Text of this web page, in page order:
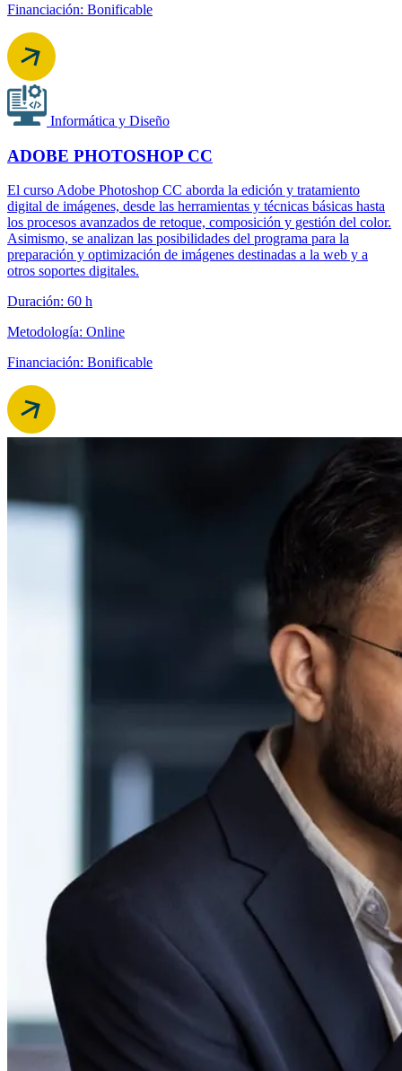
Financiación: Bonificable
Informática y Diseño
ADOBE PHOTOSHOP CC
El curso Adobe Photoshop CC aborda la edición y tratamiento
digital de imágenes, desde las herramientas y técnicas básicas hasta
los procesos avanzados de retoque, composición y gestión del color.
Asimismo, se analizan las posibilidades del programa para la
preparación y optimización de imágenes destinadas a la web y a
otros soportes digitales.
Duración: 60 h
Metodología: Online
Financiación: Bonificable